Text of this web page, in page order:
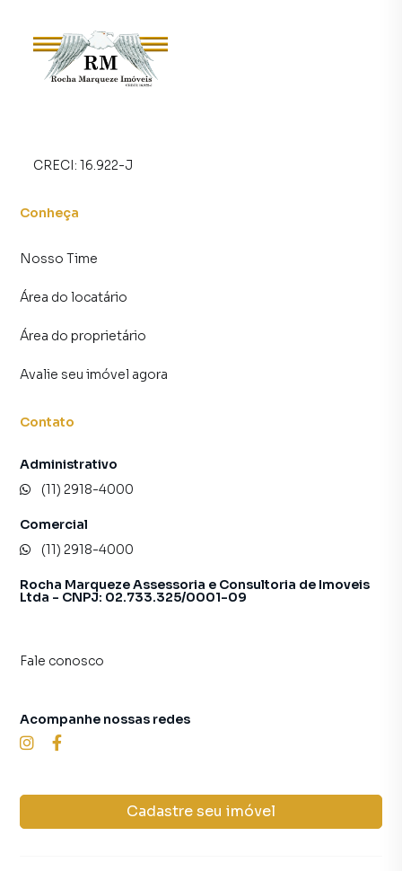
CRECI: 16.922-J
Conheça
Nosso Time
Área do locatário
Área do proprietário
Avalie seu imóvel agora
Contato
Administrativo
(11) 2918-4000
Comercial
(11) 2918-4000
Rocha Marqueze Assessoria e Consultoria de Imoveis
Ltda - CNPJ: 02.733.325/0001-09
Fale conosco
Cadastre seu imóvel
Acompanhe nossas redes